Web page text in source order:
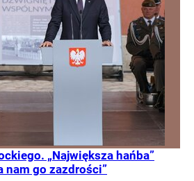
„Największa hańba”
nam go zazdrości”